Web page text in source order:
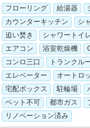
フローリング 給湯器
カウンターキッチン
シ
追い焚き
シャワートイ
エアコン
浴室乾燥機
コンロ三口
トランクル
エレベーター
オートロ
宅配ボックス
駐輪場
ペット不可
都市ガス
リノベーション済み